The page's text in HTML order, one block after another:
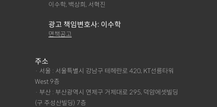
이수학, 백상희, 서혁진
광고 책임변호사: 이수학
면책공고
주소
· 서울 : 서울특별시 강남구 테헤란로 420, KT선릉타워
West 9층
· 부산 : 부산광역시 연제구 거제대로 295, 덕암에셋빌딩
(구 주성산빌딩) 7층